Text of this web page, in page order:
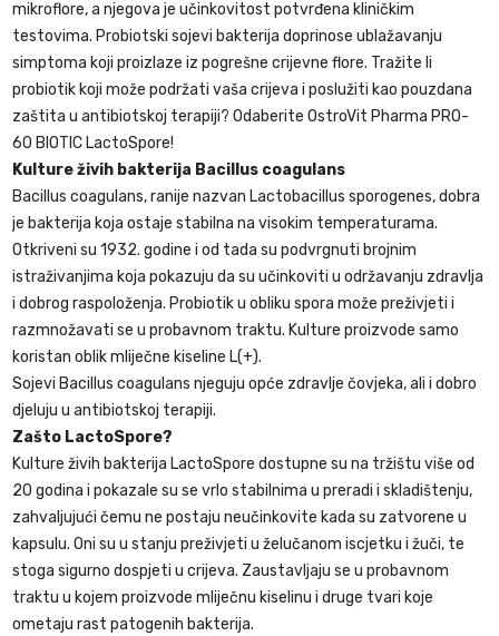
mikroflore, a njegova je učinkovitost potvrđena kliničkim
testovima. Probiotski sojevi bakterija doprinose ublažavanju
simptoma koji proizlaze iz pogrešne crijevne flore. Tražite li
probiotik koji može podržati vaša crijeva i poslužiti kao pouzdana
zaštita u antibiotskoj terapiji? Odaberite OstroVit Pharma PRO-
60 BIOTIC LactoSpore!
Kulture živih bakterija Bacillus coagulans
Bacillus coagulans, ranije nazvan Lactobacillus sporogenes, dobra
je bakterija koja ostaje stabilna na visokim temperaturama.
Otkriveni su 1932. godine i od tada su podvrgnuti brojnim
istraživanjima koja pokazuju da su učinkoviti u održavanju zdravlja
i dobrog raspoloženja. Probiotik u obliku spora može preživjeti i
razmnožavati se u probavnom traktu. Kulture proizvode samo
koristan oblik mliječne kiseline L(+).
Sojevi Bacillus coagulans njeguju opće zdravlje čovjeka, ali i dobro
djeluju u antibiotskoj terapiji.
Zašto LactoSpore?
Kulture živih bakterija LactoSpore dostupne su na tržištu više od
20 godina i pokazale su se vrlo stabilnima u preradi i skladištenju,
zahvaljujući čemu ne postaju neučinkovite kada su zatvorene u
kapsulu. Oni su u stanju preživjeti u želučanom iscjetku i žuči, te
stoga sigurno dospjeti u crijeva. Zaustavljaju se u probavnom
traktu u kojem proizvode mliječnu kiselinu i druge tvari koje
ometaju rast patogenih bakterija.